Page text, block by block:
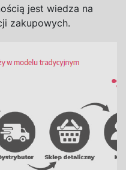
jest wiedza na
zakupowych.